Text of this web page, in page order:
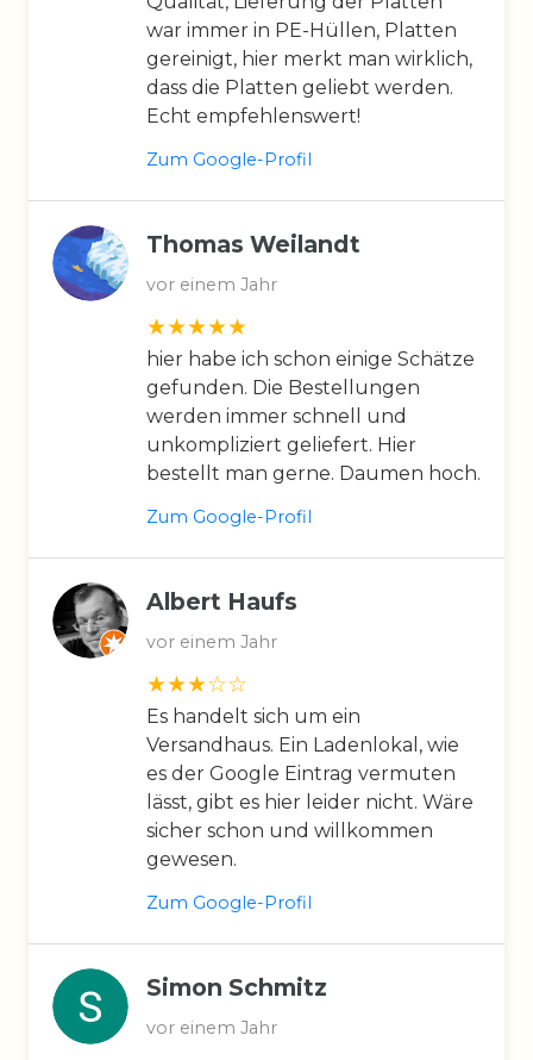
war immer in PE-Hüllen, Platten
gereinigt, hier merkt man wirklich,
dass die Platten geliebt werden.
Echt empfehlenswert!
Zum Google-Profil
Thomas Weilandt
vor einem Jahr
hier habe ich schon einige Schätze
gefunden. Die Bestellungen
werden immer schnell und
unkompliziert geliefert. Hier
bestellt man gerne. Daumen hoch.
Zum Google-Profil
Albert Haufs
vor einem Jahr
Es handelt sich um ein
Versandhaus. Ein Ladenlokal, wie
es der Google Eintrag vermuten
lässt, gibt es hier leider nicht. Wäre
sicher schon und willkommen
gewesen.
Zum Google-Profil
Simon Schmitz
vor einem Jahr